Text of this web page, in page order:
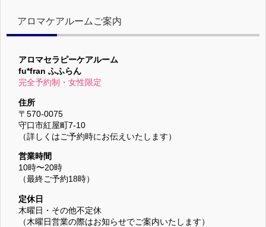
アロマケアルームご案内
アロマセラピーケアルーム
fu*fran ふふらん
完全予約制・女性限定
住所
〒570-0075
守口市紅屋町7-10
（詳しくはご予約時にお伝えいたします）
営業時間
10時〜20時
（最終ご予約18時）
定休日
木曜日・その他不定休
（木曜日営業の際はお知らせでご案内いたします）